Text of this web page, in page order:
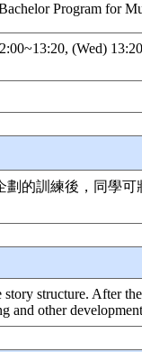
Program for
(Wed)
的訓練後，同學
structure. After
and other